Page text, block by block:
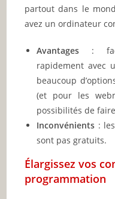
partout dans le
avez un ordinateur
Avantages :
rapidement avec
beaucoup
(et pour les
possibilités de
Inconvénients :
sont pas gratuits.
Élargissez vos
programmation